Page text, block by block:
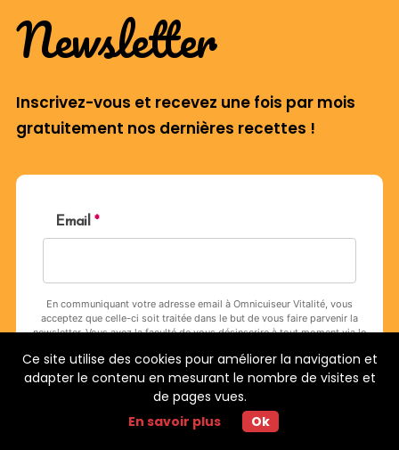
Newsletter
Inscrivez-vous et recevez une fois par mois
gratuitement nos dernières recettes !
Ce site utilise des cookies pour améliorer la navigation et
adapter le contenu en mesurant le nombre de visites et
de pages vues.
En savoir plus
Ok